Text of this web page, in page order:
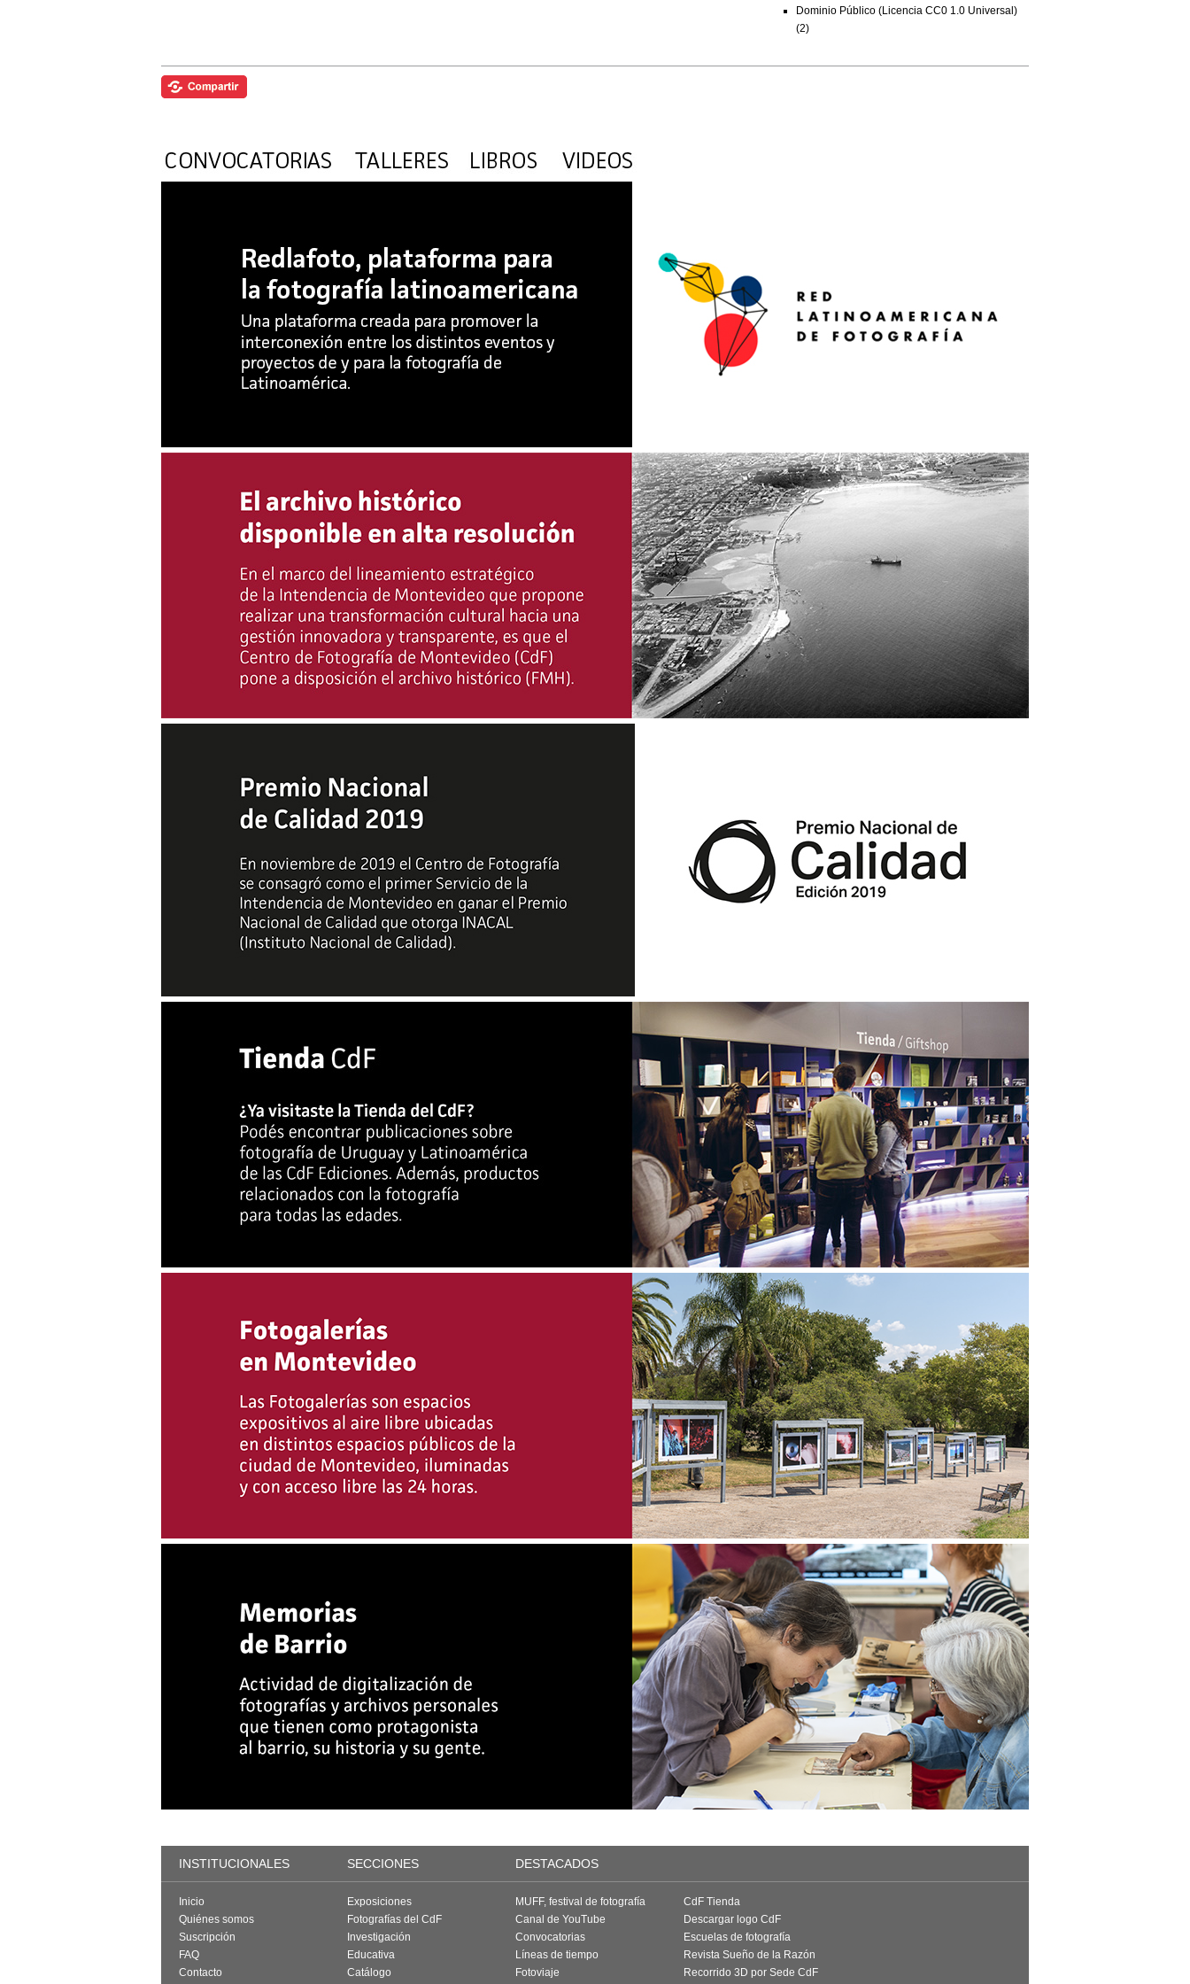
Dominio Público (Licencia CC0 1.0 Universal)
(2)
INSTITUCIONALES SECCIONES DESTACADOS
Inicio
Quiénes somos
Suscripción
FAQ
Contacto
Exposiciones
Fotografías del CdF
Investigación
Educativa
Catálogo
MUFF, festival de fotografía
Canal de YouTube
Convocatorias
Líneas de tiempo
Fotoviaje
CdF Tienda
Descargar logo CdF
Escuelas de fotografía
Revista Sueño de la Razón
Recorrido 3D por Sede CdF